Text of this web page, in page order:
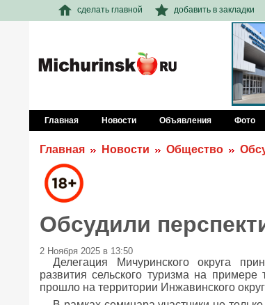
сделать главной добавить в закладки
Главная Новости Объявления Фото
Главная Новости Общество
Обсудили
2 Ноября 2025 в 13:50
Делегация Мичуринского округа
развития сельского туризма на
прошло на территории Инжавинского